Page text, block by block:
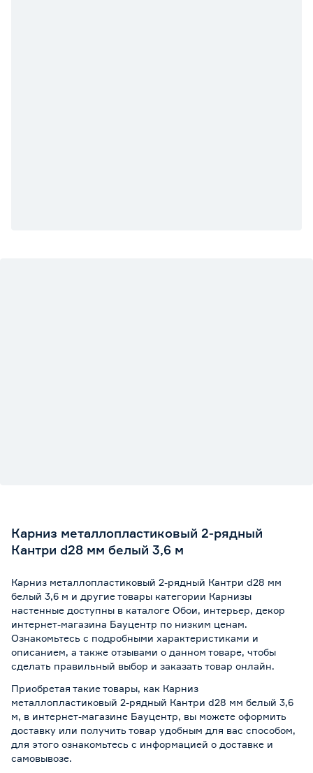
Карниз металлопластиковый 2-рядный
Кантри d28 мм белый 3,6 м
Карниз металлопластиковый 2-рядный Кантри d28 мм
белый 3,6 м и другие товары категории Карнизы
настенные доступны в каталоге Обои, интерьер, декор
интернет-магазина Бауцентр по низким ценам.
Ознакомьтесь с подробными характеристиками и
описанием, а также отзывами о данном товаре, чтобы
сделать правильный выбор и заказать товар онлайн.
Приобретая такие товары, как Карниз
металлопластиковый 2-рядный Кантри d28 мм белый 3,6
м, в интернет-магазине Бауцентр, вы можете оформить
доставку или получить товар удобным для вас способом,
для этого ознакомьтесь с информацией о доставке и
самовывозе.